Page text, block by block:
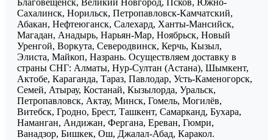
Благовещенск, Великий Новгород, Псков, Южно-
Сахалинск, Норильск, Петропавловск-Камчатский,
Абакан, Нефтеюганск, Салехард, Ханты-Мансийск,
Магадан, Анадырь, Нарьян-Мар, Ноябрьск, Новый
Уренгой, Воркута, Северодвинск, Керчь, Кызыл,
Элиста, Майкоп, Назрань. Осуществляем доставку в
страны СНГ: Алматы, Нур-Султан (Астана), Шымкент,
Актобе, Караганда, Тараз, Павлодар, Усть-Каменогорск,
Семей, Атырау, Костанай, Кызылорда, Уральск,
Петропавловск, Актау, Минск, Гомель, Могилёв,
Витебск, Гродно, Брест, Ташкент, Самарканд, Бухара,
Наманган, Андижан, Фергана, Ереван, Гюмри,
Ванадзор, Бишкек, Ош, Джалал-Абад, Каракол.